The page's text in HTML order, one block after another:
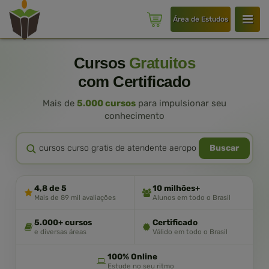
Área de Estudos
Cursos Gratuitos
com Certificado
Mais de 5.000 cursos para impulsionar seu
conhecimento
Buscar
4,8 de 5
Mais de 89 mil avaliações
10 milhões+
Alunos em todo o Brasil
5.000+ cursos
e diversas áreas
Certificado
Válido em todo o Brasil
100% Online
Estude no seu ritmo